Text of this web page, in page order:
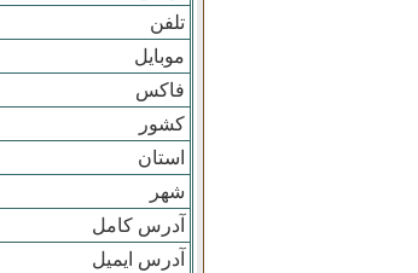
تلفن
موبایل
فاکس
کشور
استان
شهر
آدرس کامل
آدرس ایمیل